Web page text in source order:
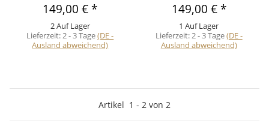
149,00 € *
2 Auf Lager
Lieferzeit:2 - 3 Tage(DE -
Ausland abweichend)
149,00 € *
1 Auf Lager
Lieferzeit:2 - 3 Tage(DE -
Ausland abweichend)
Artikel 1 - 2 von 2